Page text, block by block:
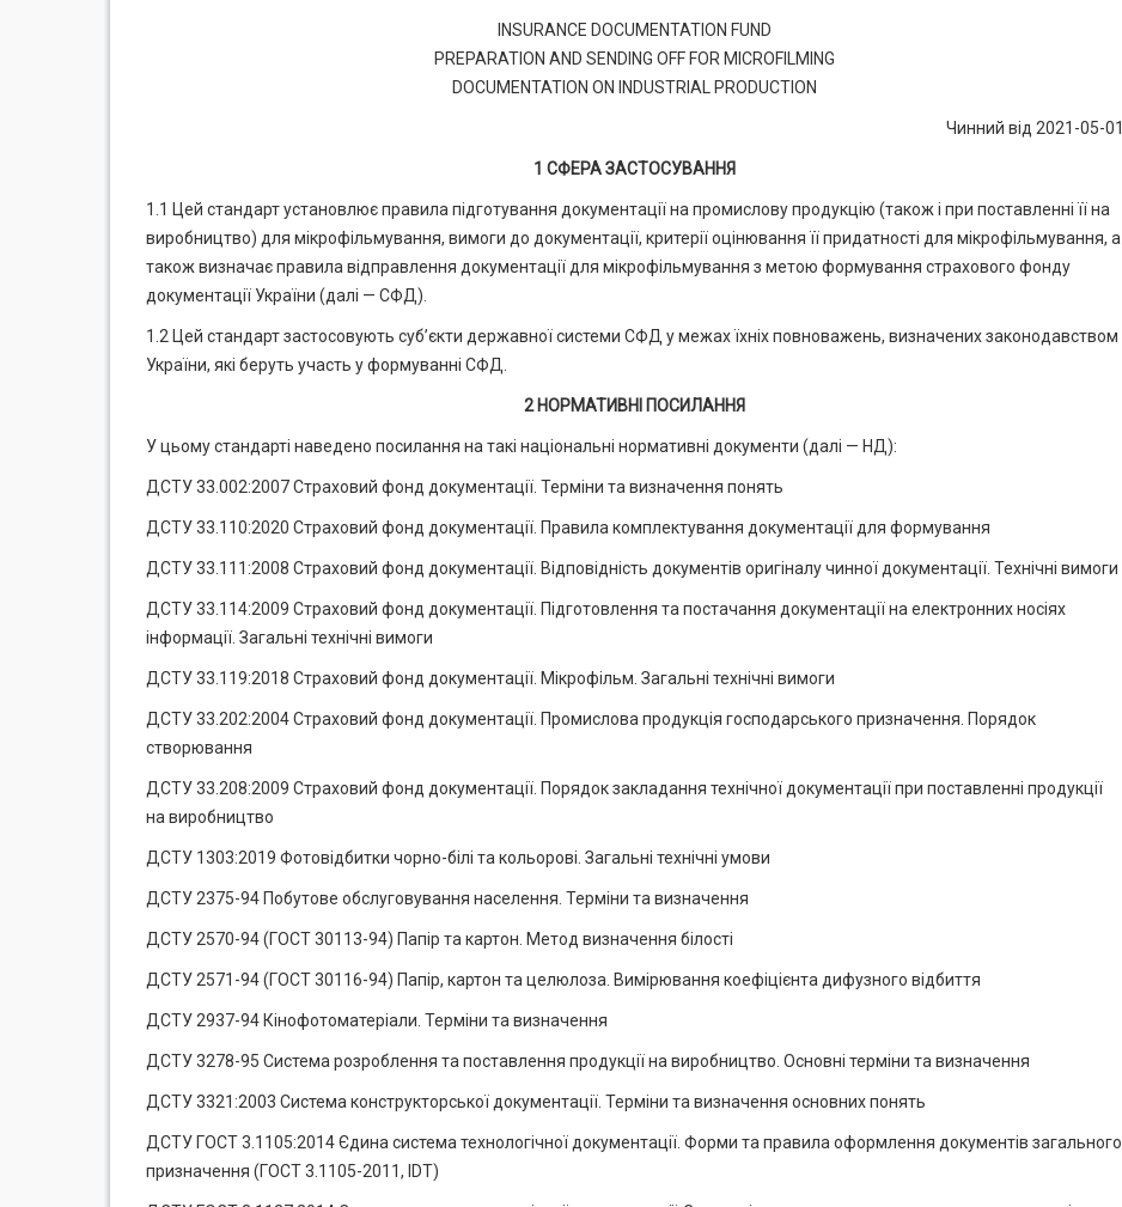
INSURANCE DOCUMENTATION FUND
PREPARATION AND SENDING OFF FOR MICROFILMING
DOCUMENTATION ON INDUSTRIAL PRODUCTION
Чинний від 2021-05-01
1 СФЕРА ЗАСТОСУВАННЯ
1.1 Цей стандарт установлює правила підготування документації на промислову продукцію (також і при поставленні її на
виробництво) для мікрофільмування, вимоги до документації, критерії оцінювання її придатності для мікрофільмування, а
також визначає правила відправлення документації для мікрофільмування з метою формування страхового фонду
документації України (далі — СФД).
1.2 Цей стандарт застосовують суб’єкти державної системи СФД у межах їхніх повноважень, визначених законодавством
України, які беруть участь у формуванні СФД.
2 НОРМАТИВНІ ПОСИЛАННЯ
У цьому стандарті наведено посилання на такі національні нормативні документи (далі — НД):
ДСТУ 33.002:2007 Страховий фонд документації. Терміни та визначення понять
ДСТУ 33.110:2020 Страховий фонд документації. Правила комплектування документації для формування
ДСТУ 33.111:2008 Страховий фонд документації. Відповідність документів оригіналу чинної документації. Технічні вимоги
ДСТУ 33.114:2009 Страховий фонд документації. Підготовлення та постачання документації на електронних носіях
інформації. Загальні технічні вимоги
ДСТУ 33.119:2018 Страховий фонд документації. Мікрофільм. Загальні технічні вимоги
ДСТУ 33.202:2004 Страховий фонд документації. Промислова продукція господарського призначення. Порядок
створювання
ДСТУ 33.208:2009 Страховий фонд документації. Порядок закладання технічної документації при поставленні продукції
на виробництво
ДСТУ 1303:2019 Фотовідбитки чорно-білі та кольорові. Загальні технічні умови
ДСТУ 2375-94 Побутове обслуговування населення. Терміни та визначення
ДСТУ 2570-94 (ГОСТ 30113-94) Папір та картон. Метод визначення білості
ДСТУ 2571-94 (ГОСТ 30116-94) Папір, картон та целюлоза. Вимірювання коефіцієнта дифузного відбиття
ДСТУ 2937-94 Кінофотоматеріали. Терміни та визначення
ДСТУ 3278-95 Система розроблення та поставлення продукції на виробництво. Основні терміни та визначення
ДСТУ 3321:2003 Система конструкторської документації. Терміни та визначення основних понять
ДСТУ ГОСТ 3.1105:2014 Єдина система технологічної документації. Форми та правила оформлення документів загального
призначення (ГОСТ 3.1105-2011, IDT)